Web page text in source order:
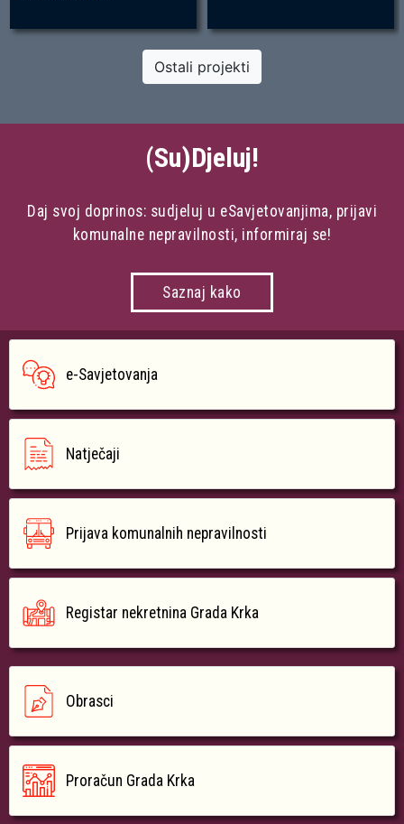
Ostali projekti
(Su)Djeluj!
Daj svoj doprinos: sudjeluj u eSavjetovanjima, prijavi
komunalne nepravilnosti, informiraj se!
Saznaj kako
e-Savjetovanja
Natječaji
Prijava komunalnih nepravilnosti
Registar nekretnina Grada Krka
Obrasci
Proračun Grada Krka